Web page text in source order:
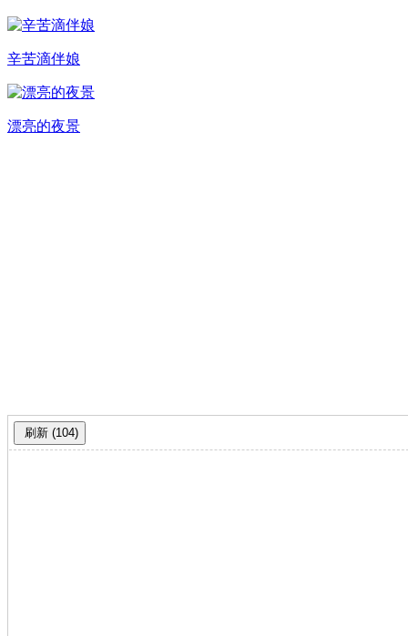
辛苦滴伴娘
漂亮的夜景